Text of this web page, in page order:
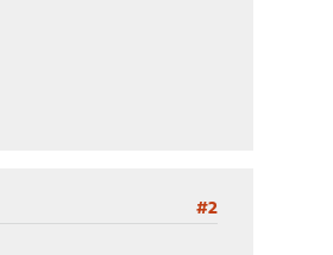
#2